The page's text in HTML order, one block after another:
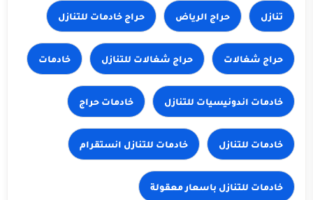
تنازل حراج الرياض
حراج شغالات خادمات
خادمات حراج
خادمات للتنازل
خادمات للتنازل باسعار معقولة